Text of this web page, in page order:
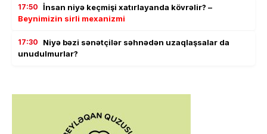
17:50 İnsan niyə keçmişi xatırlayanda kövrəlir? –
Beynimizin sirli mexanizmi
17:30
Niyə bəzi sənətçilər səhnədən uzaqlaşsalar da
unudulmurlar?